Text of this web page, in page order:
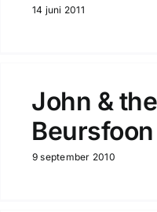
14 juni 2011
John &
9 september 2010